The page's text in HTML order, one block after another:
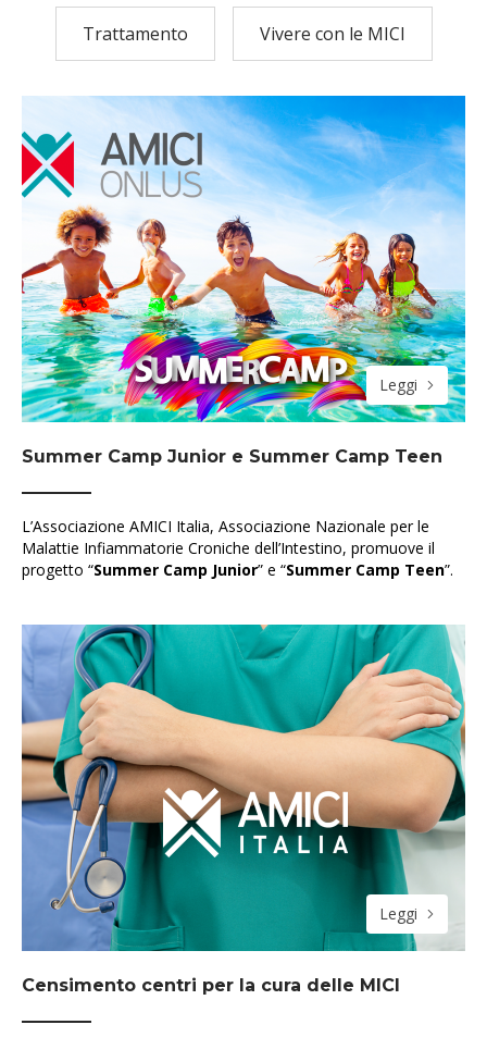
Trattamento Vivere con le MICI
Leggi
Summer Camp Junior e Summer Camp Teen
L’Associazione AMICI Italia, Associazione Nazionale per le
Malattie Infiammatorie Croniche dell’Intestino, promuove il
progetto “Summer Camp Junior” e “Summer Camp Teen”.
Leggi
Censimento centri per la cura delle MICI